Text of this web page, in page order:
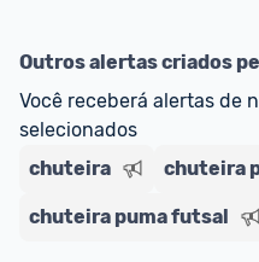
Outros alertas criados
Você receberá alertas de
selecionados
chuteira
chuteira
chuteira puma futsal